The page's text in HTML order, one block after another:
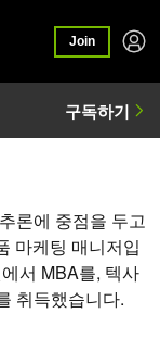
Join
론에 중점을 두고
마케팅 매니저입
서 MBA를, 텍사
취득했습니다.